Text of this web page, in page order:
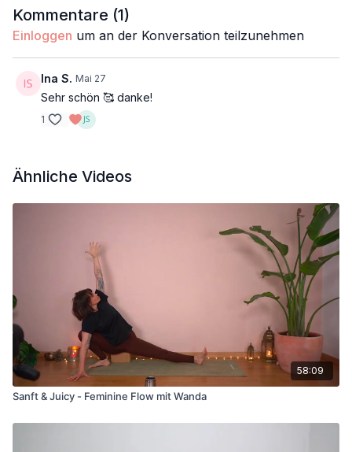
Herz – zum Öffnen, Blühen und Sein.
Herzöffnung
Brust
Schultern
Mobilisation
Empfangen
Lotusmudra
Kommentare (1)
Einloggen um an der Konversation teilzunehmen
Ina S. Mai 27
Sehr schön 🥰 danke!
1
Ähnliche Videos
58:09
Sanft & Juicy - Feminine Flow mit Wanda